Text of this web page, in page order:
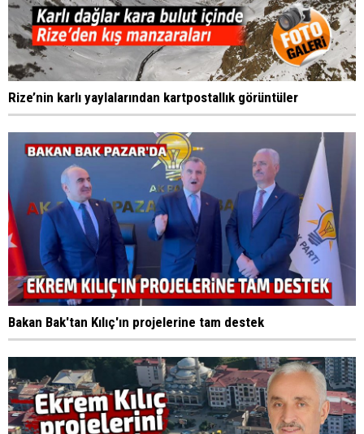
Rize’nin karlı yaylalarından kartpostallık görüntüler
Bakan Bak'tan Kılıç'ın projelerine tam destek